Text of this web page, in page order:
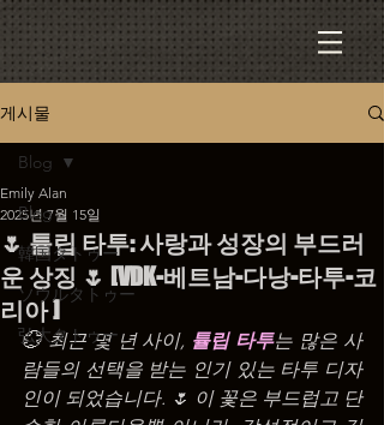
게시물
Blog
韓国タトゥー
ソウルタトゥー
弘大タトゥー
Blog
🌷 튤립 타투: 사랑과 성장의 부드러
운 상징 🌷 [VDK-베트남-다낭-타투-코
리아 ]
Emily Alan
2025년 7월 15일
💮 최근 몇 년 사이, 튤립 타투는 많은 사
람들의 선택을 받는 인기 있는 타투 디자
인이 되었습니다. 🌷 이 꽃은 부드럽고 단